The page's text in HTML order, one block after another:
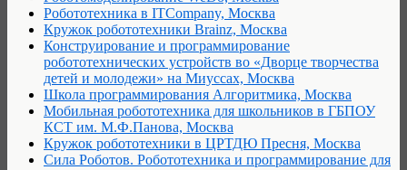
Робототехника в ITCompany, Москва
Кружок робототехники Brainz, Москва
Конструирование и программирование
робототехнических устройств во «Дворце творчества
детей и молодежи» на Миуссах, Москва
Школа программирования Алгоритмика, Москва
Мобильная робототехника для школьников в ГБПОУ
КСТ им. М.Ф.Панова, Москва
Кружок робототехники в ЦРТДЮ Пресня, Москва
Сила Роботов. Робототехника и программирование для